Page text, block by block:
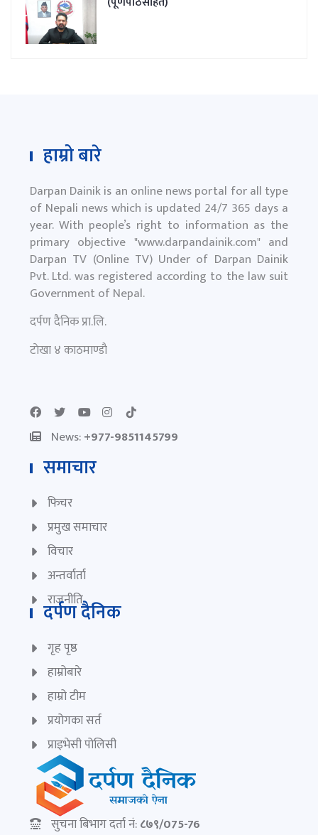
हाम्रो बारे
Darpan Dainik is an online news portal for all type
of Nepali news which is updated 24/7 365 days a
year. With people’s right to information as the
primary objective "www.darpandainik.com" and
Darpan TV (Online TV) Under of Darpan Dainik
Pvt. Ltd. was registered according to the law suit
Government of Nepal.
दर्पण दैनिक प्रा.लि.
टाेखा ४ काठमाण्डाै
News:+977-9851145799
समाचार
फिचर
प्रमुख समाचार
विचार
अन्तर्वार्ता
राजनीति
दर्पण दैनिक
गृह पृष्ठ
हाम्रोबारे
हाम्रो टीम
प्रयोगका सर्त
प्राइभेसी पोलिसी
सुचना बिभाग दर्ता नं:८७९/075-76